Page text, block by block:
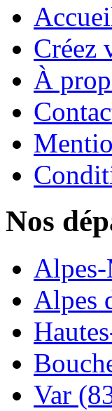
Créez
À
Nos
Alpes
Var